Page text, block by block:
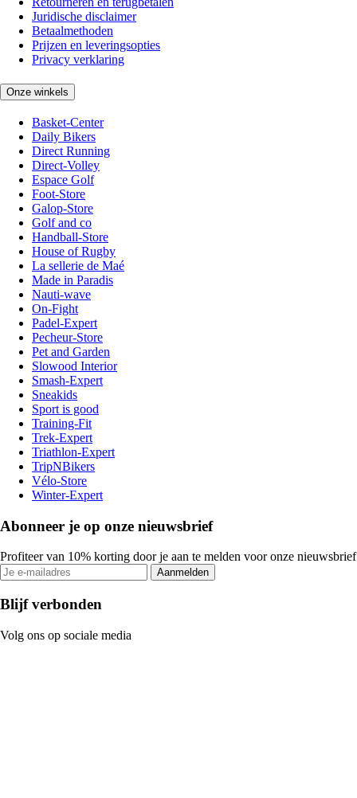
Juridische disclaimer
Betaalmethoden
Prijzen en leveringsopties
Privacy verklaring
Onze winkels
Basket-Center
Daily Bikers
Direct Running
Direct-Volley
Espace Golf
Foot-Store
Galop-Store
Golf and co
Handball-Store
House of Rugby
La sellerie de Maé
Made in Paradis
Nauti-wave
On-Fight
Padel-Expert
Pecheur-Store
Pet and Garden
Slowood Interior
Smash-Expert
Sneakids
Sport is good
Training-Fit
Trek-Expert
Triathlon-Expert
TripNBikers
Vélo-Store
Winter-Expert
Abonneer je op onze nieuwsbrief
Profiteer van 10% korting door je aan te melden voor onze nieuwsbrief
Aanmelden
Blijf verbonden
Volg ons op sociale media